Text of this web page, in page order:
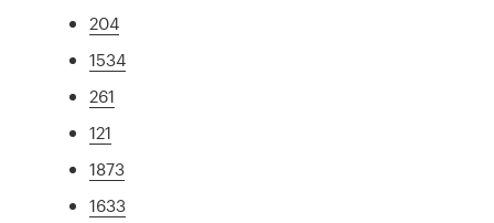
204
1534
261
121
1873
1633